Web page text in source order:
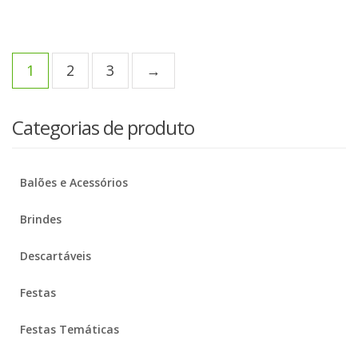
1 2 3 →
Categorias de produto
Balões e Acessórios
Brindes
Descartáveis
Festas
Festas Temáticas